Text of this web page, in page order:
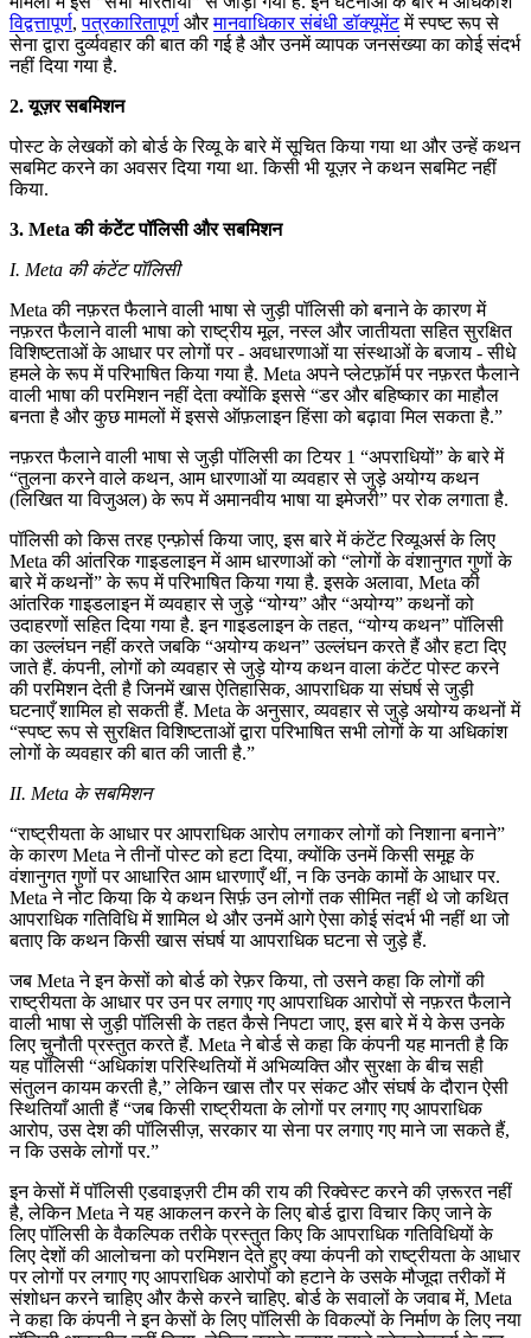
विद्वत्तापूर्ण,पत्रकारितापूर्ण औरमानवाधिकार संबंधी डॉक्यूमेंटमें स्पष्ट रूप से
सेना द्वारा दुर्व्यवहार की बात की गई है और उनमें व्यापक जनसंख्या का कोई संदर्भ
नहीं दिया गया है.
2. यूज़र सबमिशन
पोस्ट के लेखकों को बोर्ड के रिव्यू के बारे में सूचित किया गया था और उन्हें कथन
सबमिट करने का अवसर दिया गया था. किसी भी यूज़र ने कथन सबमिट नहीं
किया.
3. Meta की कंटेंट पॉलिसी और सबमिशन
I. Meta की कंटेंट पॉलिसी
Meta की नफ़रत फैलाने वाली भाषा से जुड़ी पॉलिसी को बनाने के कारण में
नफ़रत फैलाने वाली भाषा को राष्ट्रीय मूल, नस्ल और जातीयता सहित सुरक्षित
विशिष्टताओं के आधार पर लोगों पर - अवधारणाओं या संस्थाओं के बजाय - सीधे
हमले के रूप में परिभाषित किया गया है. Meta अपने प्लेटफ़ॉर्म पर नफ़रत फैलाने
वाली भाषा की परमिशन नहीं देता क्योंकि इससे “डर और बहिष्कार का माहौल
बनता है और कुछ मामलों में इससे ऑफ़लाइन हिंसा को बढ़ावा मिल सकता है.”
नफ़रत फैलाने वाली भाषा से जुड़ी पॉलिसी का टियर 1 “अपराधियों” के बारे में
“तुलना करने वाले कथन, आम धारणाओं या व्यवहार से जुड़े अयोग्य कथन
(लिखित या विजुअल) के रूप में अमानवीय भाषा या इमेजरी” पर रोक लगाता है.
पॉलिसी को किस तरह एन्फ़ोर्स किया जाए, इस बारे में कंटेंट रिव्यूअर्स के लिए
Meta की आंतरिक गाइडलाइन में आम धारणाओं को “लोगों के वंशानुगत गुणों के
बारे में कथनों” के रूप में परिभाषित किया गया है. इसके अलावा, Meta की
आंतरिक गाइडलाइन में व्यवहार से जुड़े “योग्य” और “अयोग्य” कथनों को
उदाहरणों सहित दिया गया है. इन गाइडलाइन के तहत, “योग्य कथन” पॉलिसी
का उल्लंघन नहीं करते जबकि “अयोग्य कथन” उल्लंघन करते हैं और हटा दिए
जाते हैं. कंपनी, लोगों को व्यवहार से जुड़े योग्य कथन वाला कंटेंट पोस्ट करने
की परमिशन देती है जिनमें खास ऐतिहासिक, आपराधिक या संघर्ष से जुड़ी
घटनाएँ शामिल हो सकती हैं. Meta के अनुसार, व्यवहार से जुड़े अयोग्य कथनों में
“स्पष्ट रूप से सुरक्षित विशिष्टताओं द्वारा परिभाषित सभी लोगों के या अधिकांश
लोगों के व्यवहार की बात की जाती है.”
II. Meta के सबमिशन
“राष्ट्रीयता के आधार पर आपराधिक आरोप लगाकर लोगों को निशाना बनाने”
के कारण Meta ने तीनों पोस्ट को हटा दिया, क्योंकि उनमें किसी समूह के
वंशानुगत गुणों पर आधारित आम धारणाएँ थीं, न कि उनके कामों के आधार पर.
Meta ने नोट किया कि ये कथन सिर्फ़ उन लोगों तक सीमित नहीं थे जो कथित
आपराधिक गतिविधि में शामिल थे और उनमें आगे ऐसा कोई संदर्भ भी नहीं था जो
बताए कि कथन किसी खास संघर्ष या आपराधिक घटना से जुड़े हैं.
जब Meta ने इन केसों को बोर्ड को रेफ़र किया, तो उसने कहा कि लोगों की
राष्ट्रीयता के आधार पर उन पर लगाए गए आपराधिक आरोपों से नफ़रत फैलाने
वाली भाषा से जुड़ी पॉलिसी के तहत कैसे निपटा जाए, इस बारे में ये केस उनके
लिए चुनौती प्रस्तुत करते हैं. Meta ने बोर्ड से कहा कि कंपनी यह मानती है कि
यह पॉलिसी “अधिकांश परिस्थितियों में अभिव्यक्ति और सुरक्षा के बीच सही
संतुलन कायम करती है,” लेकिन खास तौर पर संकट और संघर्ष के दौरान ऐसी
स्थितियाँ आती हैं “जब किसी राष्ट्रीयता के लोगों पर लगाए गए आपराधिक
आरोप, उस देश की पॉलिसीज़, सरकार या सेना पर लगाए गए माने जा सकते हैं,
न कि उसके लोगों पर.”
इन केसों में पॉलिसी एडवाइज़री टीम की राय की रिक्वेस्ट करने की ज़रूरत नहीं
है, लेकिन Meta ने यह आकलन करने के लिए बोर्ड द्वारा विचार किए जाने के
लिए पॉलिसी के वैकल्पिक तरीके प्रस्तुत किए कि आपराधिक गतिविधियों के
लिए देशों की आलोचना को परमिशन देते हुए क्या कंपनी को राष्ट्रीयता के आधार
पर लोगों पर लगाए गए आपराधिक आरोपों को हटाने के उसके मौजूदा तरीकों में
संशोधन करने चाहिए और कैसे करने चाहिए. बोर्ड के सवालों के जवाब में, Meta
ने कहा कि कंपनी ने इन केसों के लिए पॉलिसी के विकल्पों के निर्माण के लिए नया